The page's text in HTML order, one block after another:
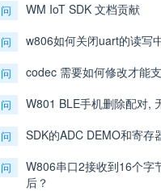
问 WM IoT SDK 文档贡献
问 w806如何关闭uart的读写
问 codec 需要如何修改才能
问 W801 BLE手机删除配对,
问 SDK的ADC DEMO和寄存
问
W806串口2接收到16个字
后？